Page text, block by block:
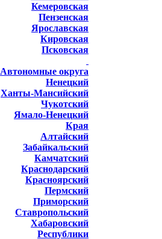
Кемеровская
Пензенская
Ярославская
Кировская
Псковская
Автономные округа
Ненецкий
Ханты-Мансийский
Чукотский
Ямало-Ненецкий
Края
Алтайский
Забайкальский
Камчатский
Краснодарский
Красноярский
Пермский
Приморский
Ставропольский
Хабаровский
Республики